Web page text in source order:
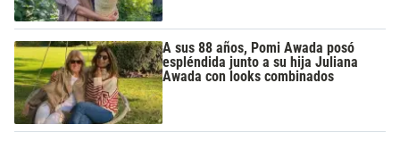
A sus 88 años, Pomi Awada posó
espléndida junto a su hija Juliana
Awada con looks combinados